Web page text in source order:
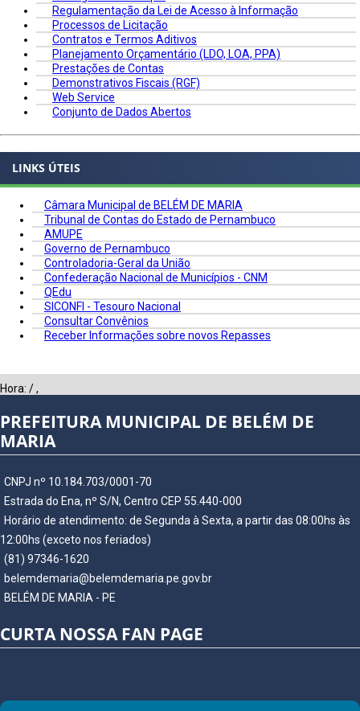
Regulamentação da Lei de Acesso à Informação
Processos de Licitação
Contratos e Termos Aditivos
Planejamento Orçamentário (LDO, LOA, PPA)
Prestações de Contas
Demonstrativos Fiscais (RGF)
Web Service
Conjunto de Dados Abertos
LINKS ÚTEIS
Câmara Municipal de BELÉM DE MARIA
Tribunal de Contas do Estado de Pernambuco
AMUPE
Governo de Pernambuco
Controladoria-Geral da União
Confederação Nacional de Municípios - CNM
QEdu
SICONFI - Tesouro Nacional
Consultar Convênios
Receber Informações sobre novos Repasses
Hora: /,
PREFEITURA MUNICIPAL DE BELÉM DE
MARIA
CNPJ nº 10.184.703/0001-70
Estrada do Ena, nº S/N, Centro CEP 55.440-000
Horário de atendimento: de Segunda à Sexta, a partir das 08:00hs às
12:00hs (exceto nos feriados)
(81) 97346-1620
belemdemaria@belemdemaria.pe.gov.br
BELÉM DE MARIA - PE
CURTA NOSSA FAN PAGE